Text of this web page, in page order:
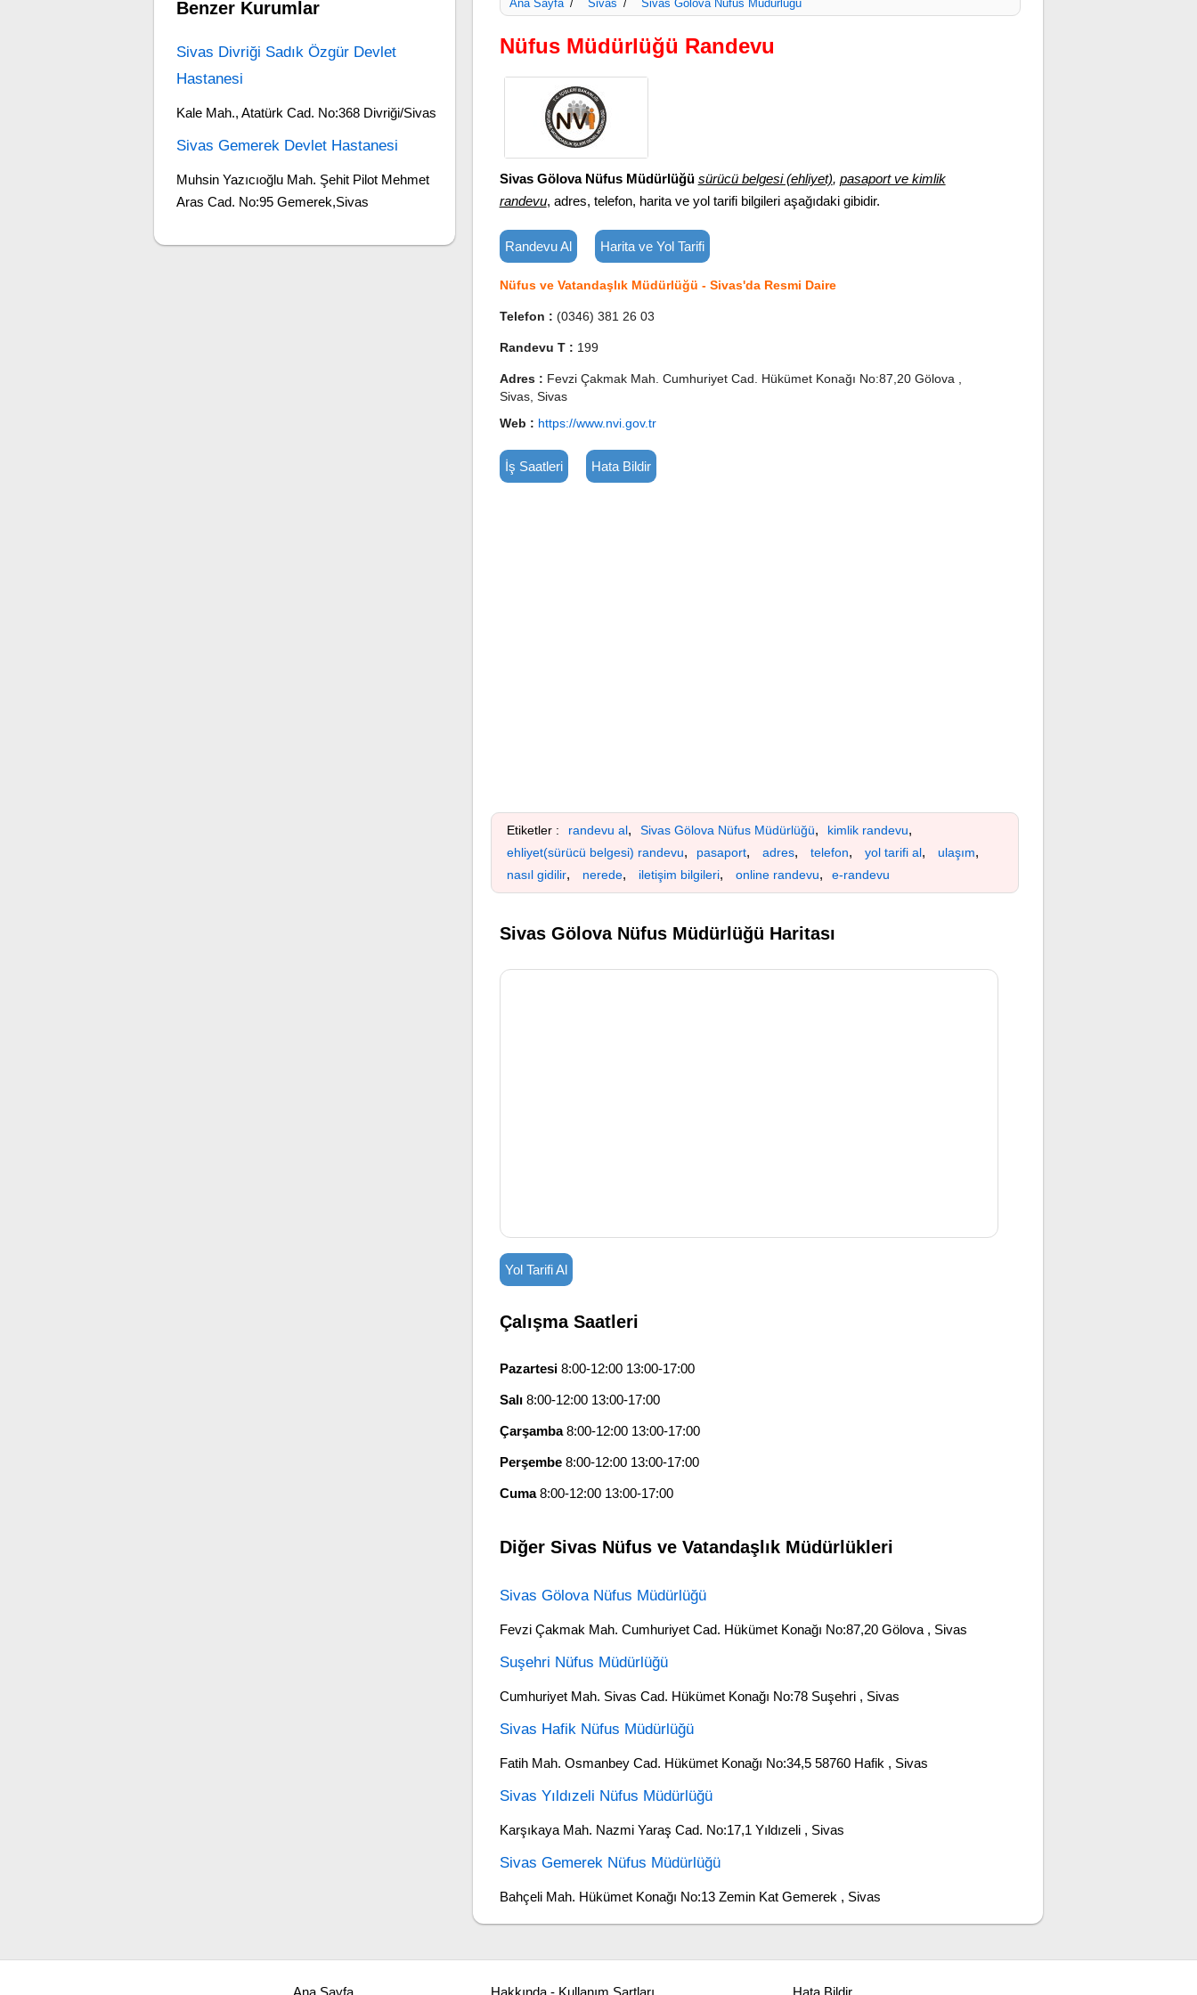
Ana Sayfa / Sivas / Sivas Gölova Nüfus Müdürlüğü
Nüfus Müdürlüğü Randevu
Sivas Gölova Nüfus Müdürlüğü sürücü belgesi (ehliyet), pasaport ve kimlik
randevu, adres, telefon, harita ve yol tarifi bilgileri aşağıdaki gibidir.
Randevu Al Harita ve Yol Tarifi
Nüfus ve Vatandaşlık Müdürlüğü - Sivas'da Resmi Daire
Telefon : (0346) 381 26 03
Randevu T : 199
Adres : Fevzi Çakmak Mah. Cumhuriyet Cad. Hükümet Konağı No:87,20 Gölova ,
Sivas, Sivas
Web : https://www.nvi.gov.tr
İş Saatleri Hata Bildir
Etiketler : randevu al, Sivas Gölova Nüfus Müdürlüğü, kimlik randevu,
ehliyet(sürücü belgesi) randevu, pasaport, adres, telefon, yol tarifi al, ulaşım,
nasıl gidilir, nerede, iletişim bilgileri, online randevu, e-randevu
Sivas Gölova Nüfus Müdürlüğü Haritası
Yol Tarifi Al
Çalışma Saatleri
Pazartesi8:00-12:00 13:00-17:00
Salı8:00-12:00 13:00-17:00
Çarşamba8:00-12:00 13:00-17:00
Perşembe8:00-12:00 13:00-17:00
Cuma8:00-12:00 13:00-17:00
Diğer Sivas Nüfus ve Vatandaşlık Müdürlükleri
Sivas Gölova Nüfus Müdürlüğü
Fevzi Çakmak Mah. Cumhuriyet Cad. Hükümet Konağı No:87,20 Gölova , Sivas
Suşehri Nüfus Müdürlüğü
Cumhuriyet Mah. Sivas Cad. Hükümet Konağı No:78 Suşehri , Sivas
Sivas Hafik Nüfus Müdürlüğü
Fatih Mah. Osmanbey Cad. Hükümet Konağı No:34,5 58760 Hafik , Sivas
Sivas Yıldızeli Nüfus Müdürlüğü
Karşıkaya Mah. Nazmi Yaraş Cad. No:17,1 Yıldızeli , Sivas
Sivas Gemerek Nüfus Müdürlüğü
Bahçeli Mah. Hükümet Konağı No:13 Zemin Kat Gemerek , Sivas
Benzer Kurumlar
Sivas Divriği Sadık Özgür Devlet
Hastanesi
Kale Mah., Atatürk Cad. No:368 Divriği/Sivas
Sivas Gemerek Devlet Hastanesi
Muhsin Yazıcıoğlu Mah. Şehit Pilot Mehmet
Aras Cad. No:95 Gemerek,Sivas
Ana Sayfa Hakkında - Kullanım Şartları Hata Bildir